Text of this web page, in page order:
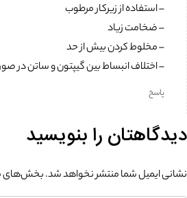
– استفاده از زیرکار مرطوب
– ضخامت زیاد
– مخلوط کردن بیش از حد
– اختلاف انبساط بین گیپتون و ساتن در
پاسخ
دیدگاهتان را بنویسید
نشانی ایمیل شما منتشر نخواهد شد.بخش‌های